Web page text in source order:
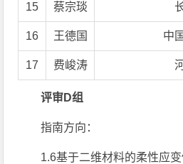
15 蔡宗琰
16 王德国 中
17 费峻涛
评审D组
指南方向：
1.6基于二维材料的柔性应